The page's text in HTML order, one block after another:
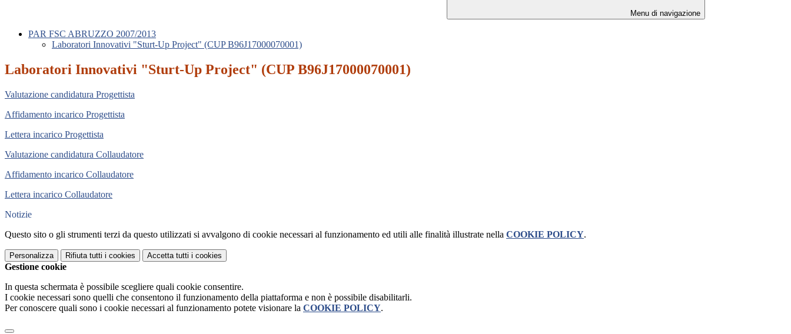
Menu di navigazione
PAR FSC ABRUZZO 2007/2013
Laboratori Innovativi "Sturt-Up Project" (CUP B96J17000070001)
Laboratori Innovativi "Sturt-Up Project" (CUP B96J17000070001)
Valutazione candidatura Progettista
Affidamento incarico Progettista
Lettera incarico Progettista
Valutazione candidatura Collaudatore
Affidamento incarico Collaudatore
Lettera incarico Collaudatore
Notizie
Questo sito o gli strumenti terzi da questo utilizzati si avvalgono di cookie necessari al funzionamento ed utili alle finalità illustrate nella COOKIE POLICY.
Personalizza Rifiuta tutti i cookies Accetta tutti i cookies
Gestione cookie
In questa schermata è possibile scegliere quali cookie consentire.
I cookie necessari sono quelli che consentono il funzionamento della piattaforma e non è possibile disabilitarli.
Per conoscere quali sono i cookie necessari al funzionamento potete visionare la COOKIE POLICY.